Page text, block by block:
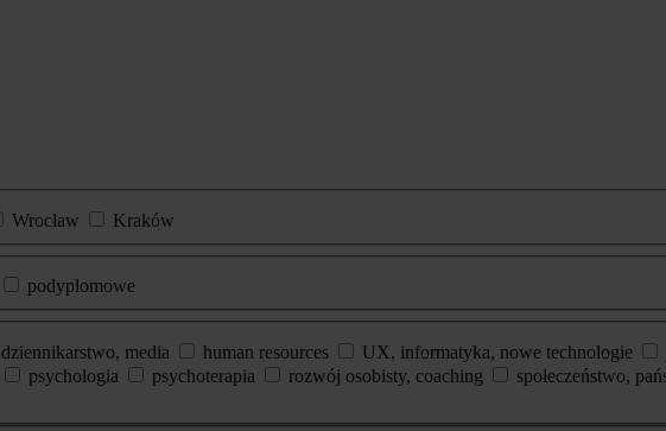
Wrocław
Kraków
podyplomowe
dziennikarstwo, media human resources UX, informatyka, nowe technologie
psychologia psychoterapia rozwój osobisty, coaching społeczeństwo,